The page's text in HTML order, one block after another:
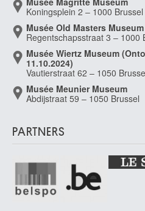
Koningsplein 2 – 1000 Brussel
Musée Old Masters Museum
Regentschapsstraat 3 – 1000
Musée Wiertz Museum
11.10.2024)
Vautierstraat 62 – 1050
Musée Meunier Museum
Abdijstraat 59 – 1050 Brussel
PARTNERS